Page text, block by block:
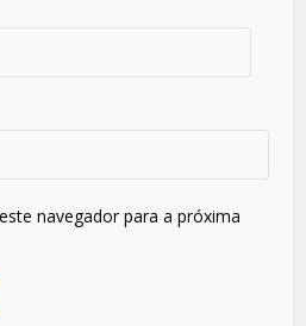
navegador para a próxima